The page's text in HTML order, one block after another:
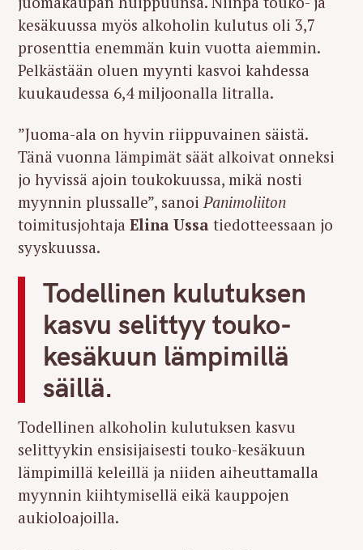
kesäkuussa myös alkoholin kulutus oli 3,7
prosenttia enemmän kuin vuotta aiemmin.
Pelkästään oluen myynti kasvoi kahdessa
kuukaudessa 6,4 miljoonalla litralla.
”Juoma-ala on hyvin riippuvainen säistä.
Tänä vuonna lämpimät säät alkoivat onneksi
jo hyvissä ajoin toukokuussa, mikä nosti
myynnin plussalle”, sanoi Panimoliiton
toimitusjohtaja Elina Ussa tiedotteessaan jo
syyskuussa.
Todellinen kulutuksen
kasvu selittyy touko-
kesäkuun lämpimillä
säillä.
Todellinen alkoholin kulutuksen kasvu
selittyykin ensisijaisesti touko-kesäkuun
lämpimillä keleillä ja niiden aiheuttamalla
myynnin kiihtymisellä eikä kauppojen
aukioloajoilla.